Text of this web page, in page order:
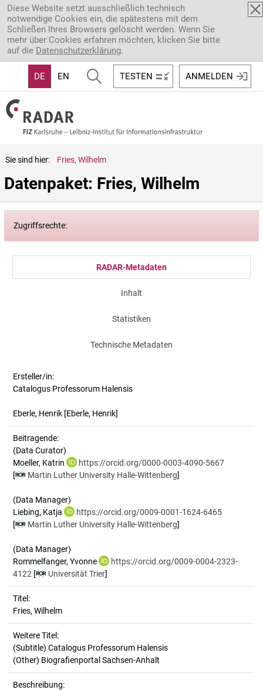
Direkt zum Inhalt
Diese Website setzt ausschließlich technisch
notwendige Cookies ein, die spätestens mit dem
Schließen Ihres Browsers gelöscht werden. Wenn Sie
mehr über Cookies erfahren möchten, klicken Sie bitte
auf die Datenschutzerklärung.
DE EN TESTEN ANMELDEN
Sie sind hier: Fries, Wilhelm
Datenpaket: Fries, Wilhelm
Zugriffsrechte:
RADAR-Metadaten
Inhalt
Statistiken
Technische Metadaten
Ersteller/in:
Catalogus Professorum Halensis
Eberle, Henrik [Eberle, Henrik]
Beitragende:
(Data Curator)
Moeller, Katrin
https://orcid.org/0000-0003-4090-5667
[
Martin Luther University Halle-Wittenberg]
(Data Manager)
Liebing, Katja
https://orcid.org/0009-0001-1624-6465
[
Martin Luther University Halle-Wittenberg]
(Data Manager)
Rommelfanger, Yvonne
https://orcid.org/0009-0004-2323-
4122 [ Universität Trier]
Titel:
Fries, Wilhelm
Weitere Titel:
(Subtitle) Catalogus Professorum Halensis
(Other) Biografienportal Sachsen-Anhalt
Beschreibung: